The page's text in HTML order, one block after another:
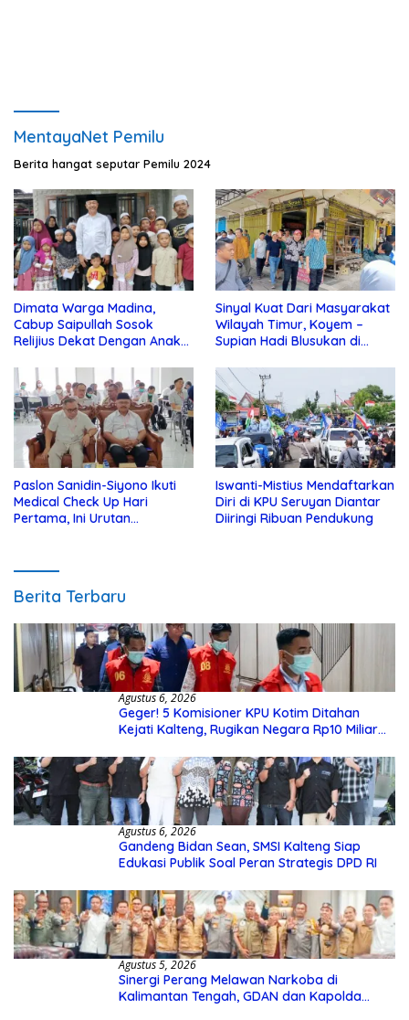
MentayaNet Pemilu
Berita hangat seputar Pemilu 2024
Dimata Warga Madina,
Cabup Saipullah Sosok
Relijius Dekat Dengan Anak
Sinyal Kuat Dari Masyarakat
Wilayah Timur, Koyem –
Supian Hadi Blusukan di
Paslon Sanidin-Siyono Ikuti
Medical Check Up Hari
Pertama, Ini Urutan
Iswanti-Mistius Mendaftarkan
Diri di KPU Seruyan Diantar
Diiringi Ribuan Pendukung
Berita Terbaru
Agustus 6, 2026
Geger! 5 Komisioner KPU Kotim Ditahan
Kejati Kalteng, Rugikan Negara Rp10 Miliar
Agustus 6, 2026
Gandeng Bidan Sean, SMSI Kalteng Siap
Edukasi Publik Soal Peran Strategis DPD RI
Agustus 5, 2026
Sinergi Perang Melawan Narkoba di
Kalimantan Tengah, GDAN dan Kapolda